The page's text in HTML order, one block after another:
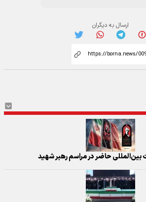
ارسال به دیگران
حاضر در مراسم رهبر شهید